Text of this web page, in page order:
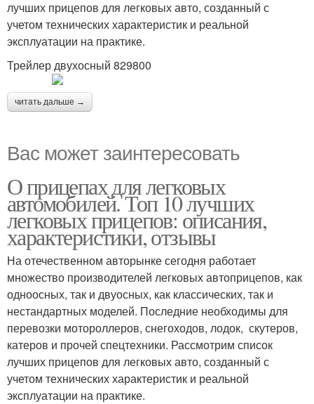
лучших прицепов для легковых авто, созданный с
учетом технических характеристик и реальной
эксплуатации на практике.
Трейлер двухосный 829800
читать дальше →
Вас может заинтересовать
О прицепах для легковых
автомобилей. Топ 10 лучших
легковых прицепов: описания,
характеристики, отзывы
На отечественном авторынке сегодня работает
множество производителей легковых автоприцепов, как
одноосных, так и двуосных, как классических, так и
нестандартных моделей. Последние необходимы для
перевозки мотороллеров, снегоходов, лодок, скутеров,
катеров и прочей спецтехники. Рассмотрим список
лучших прицепов для легковых авто, созданный с
учетом технических характеристик и реальной
эксплуатации на практике.